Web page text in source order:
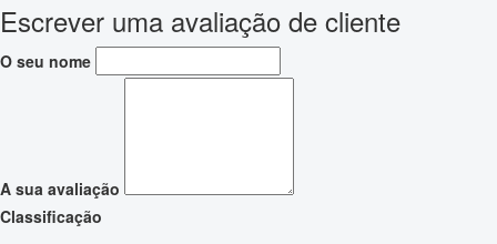
Escrever uma avaliação de cliente
O seu nome
A sua avaliação
Classificação